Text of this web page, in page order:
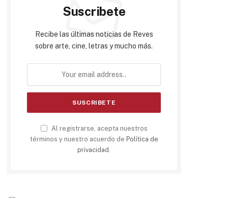
Suscribete
Recibe las últimas noticias de Reves
sobre arte, cine, letras y mucho más.
Al registrarse, acepta nuestros
términos y nuestro acuerdo de Política de
privacidad